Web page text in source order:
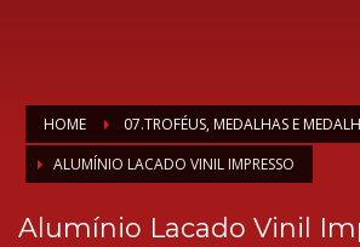
HOME
07.TROFÉUS, MEDALHAS E
ALUMÍNIO LACADO VINIL IMPRESSO
Alumínio Lacado Vinil